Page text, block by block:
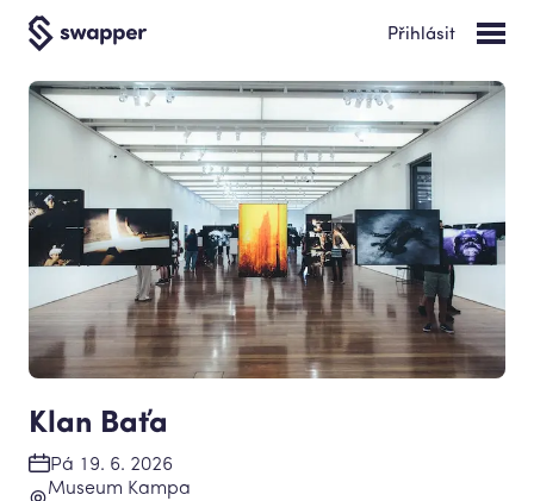
Přihlásit
Klan Baťa
Pá 19. 6. 2026
Museum Kampa